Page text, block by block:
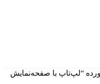
“لپ‌تاپ با صفحه‌نمایش